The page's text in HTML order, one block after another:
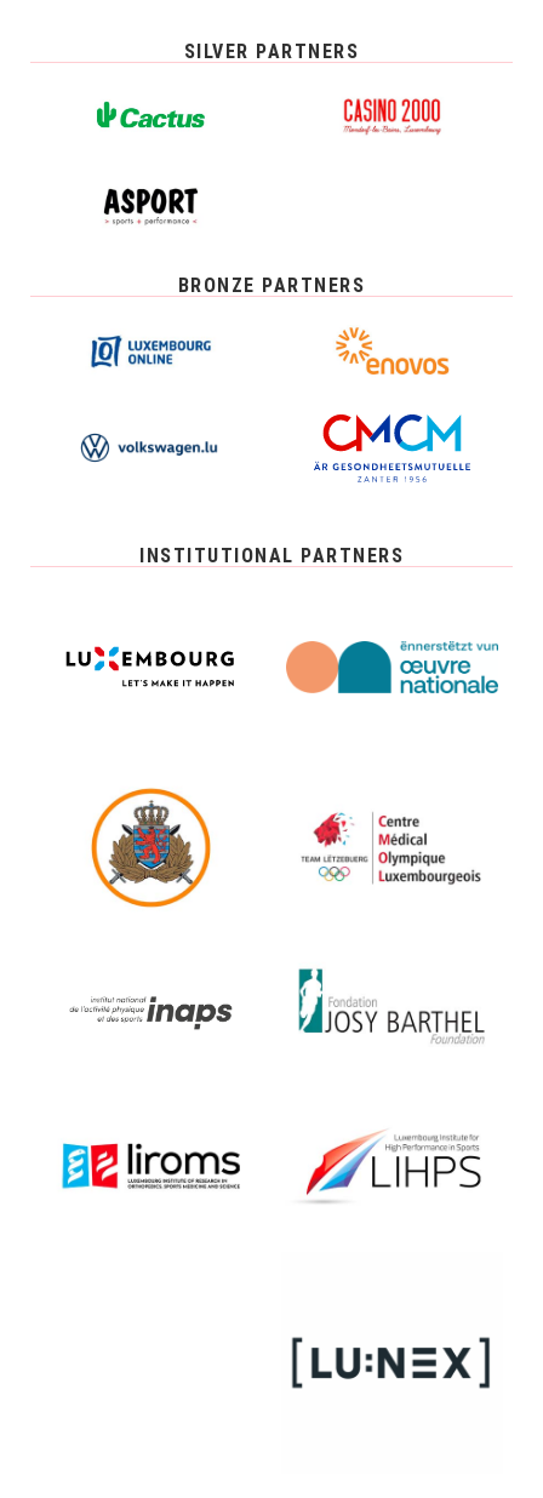
SILVER PARTNERS
BRONZE PARTNERS
INSTITUTIONAL PARTNERS